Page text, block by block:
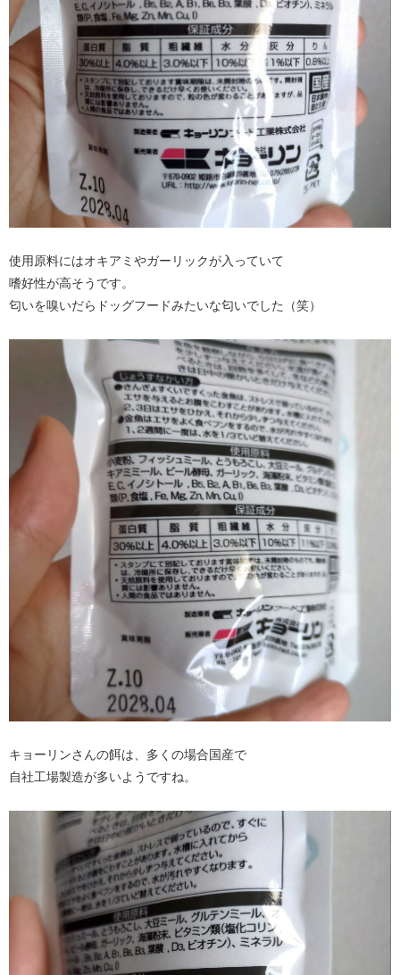
使用原料にはオキアミやガーリックが入っていて
嗜好性が高そうです。
匂いを嗅いだらドッグフードみたいな匂いでした（笑）
キョーリンさんの餌は、多くの場合国産で
自社工場製造が多いようですね。